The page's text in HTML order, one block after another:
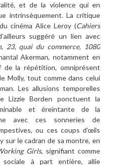
et de la violence qui en
intrinsèquement. La critique
cinéma Alice Leroy (Cahiers
suggéré un lien avec
23, quai du commerce, 1080
Akerman, notamment en
de la répétition, omniprésent
Molly, tout comme dans celui
Les allusions temporelles
Lizzie Borden ponctuent la
et éreintante de la
avec ces sonneries de
ou ces coups d’œils
sur le cadran de sa montre, en
Girls, signifiant comme
sociale à part entière, allie